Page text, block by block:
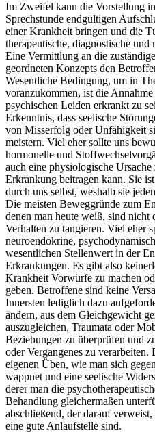
Im Zweifel kann die Vorstellung
Sprechstunde endgültigen
einer Krankheit bringen und die
therapeutische, diagnostische
Eine Vermittlung an die
geordneten Konzepts den
Wesentliche Bedingung, um in
voranzukommen, ist die
psychischen Leiden erkrankt zu
Erkenntnis, dass seelische
von Misserfolg oder Unfähigkeit
meistern. Viel eher sollte uns
hormonelle und
auch eine physiologische
Erkrankung beitragen kann. Sie
durch uns selbst, weshalb sie
Die meisten Beweggründe zum
denen man heute weiß, sind nicht
Verhalten zu tangieren. Viel eher
neuroendokrine,
wesentlichen Stellenwert in der
Erkrankungen. Es gibt also
Krankheit Vorwürfe zu machen
geben. Betroffene sind keine
Innersten lediglich dazu
ändern, aus dem Gleichgewicht
auszugleichen, Traumata oder
Beziehungen zu überprüfen und
oder Vergangenes zu
eigenen Üben, wie man sich
wappnet und eine seelische
derer man die
Behandlung gleichermaßen
abschließend, der darauf
eine gute Anlaufstelle sind.